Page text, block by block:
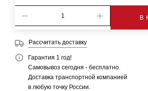
В
Рассчитать доставку
Гарантия 1 год!
Самовывоз сегодня - бесплатно.
Доставка транспортной компанией
в любую точку России.